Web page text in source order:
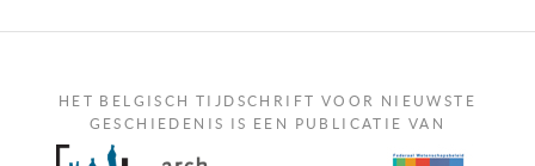
HET BELGISCH TIJDSCHRIFT VOOR NIEUWSTE
GESCHIEDENIS IS EEN PUBLICATIE VAN